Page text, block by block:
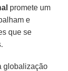
promete um
e
que se
globalização